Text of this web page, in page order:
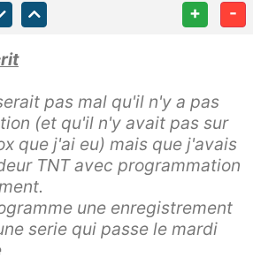
+ -
pas mal qu'il n'y a pas
(et qu'il n'y avait pas sur
que j'ai eu) mais que j'avais
TNT avec programmation
une enregistrement
serie qui passe le mardi